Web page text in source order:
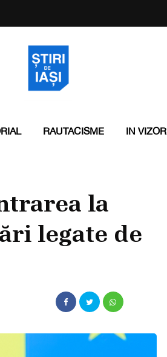
RAUTACISME IN VIZOR
la
legate de